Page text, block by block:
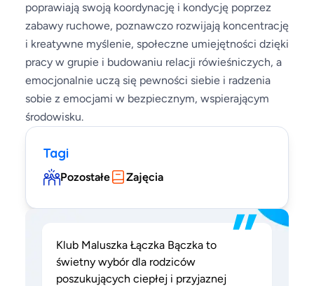
poprawiają swoją koordynację i kondycję poprzez
zabawy ruchowe, poznawczo rozwijają koncentrację
i kreatywne myślenie, społeczne umiejętności dzięki
pracy w grupie i budowaniu relacji rówieśniczych, a
emocjonalnie uczą się pewności siebie i radzenia
sobie z emocjami w bezpiecznym, wspierającym
środowisku.
Tagi
Pozostałe Zajęcia
”
Klub Maluszka Łączka Bączka to
świetny wybór dla rodziców
poszukujących ciepłej i przyjaznej